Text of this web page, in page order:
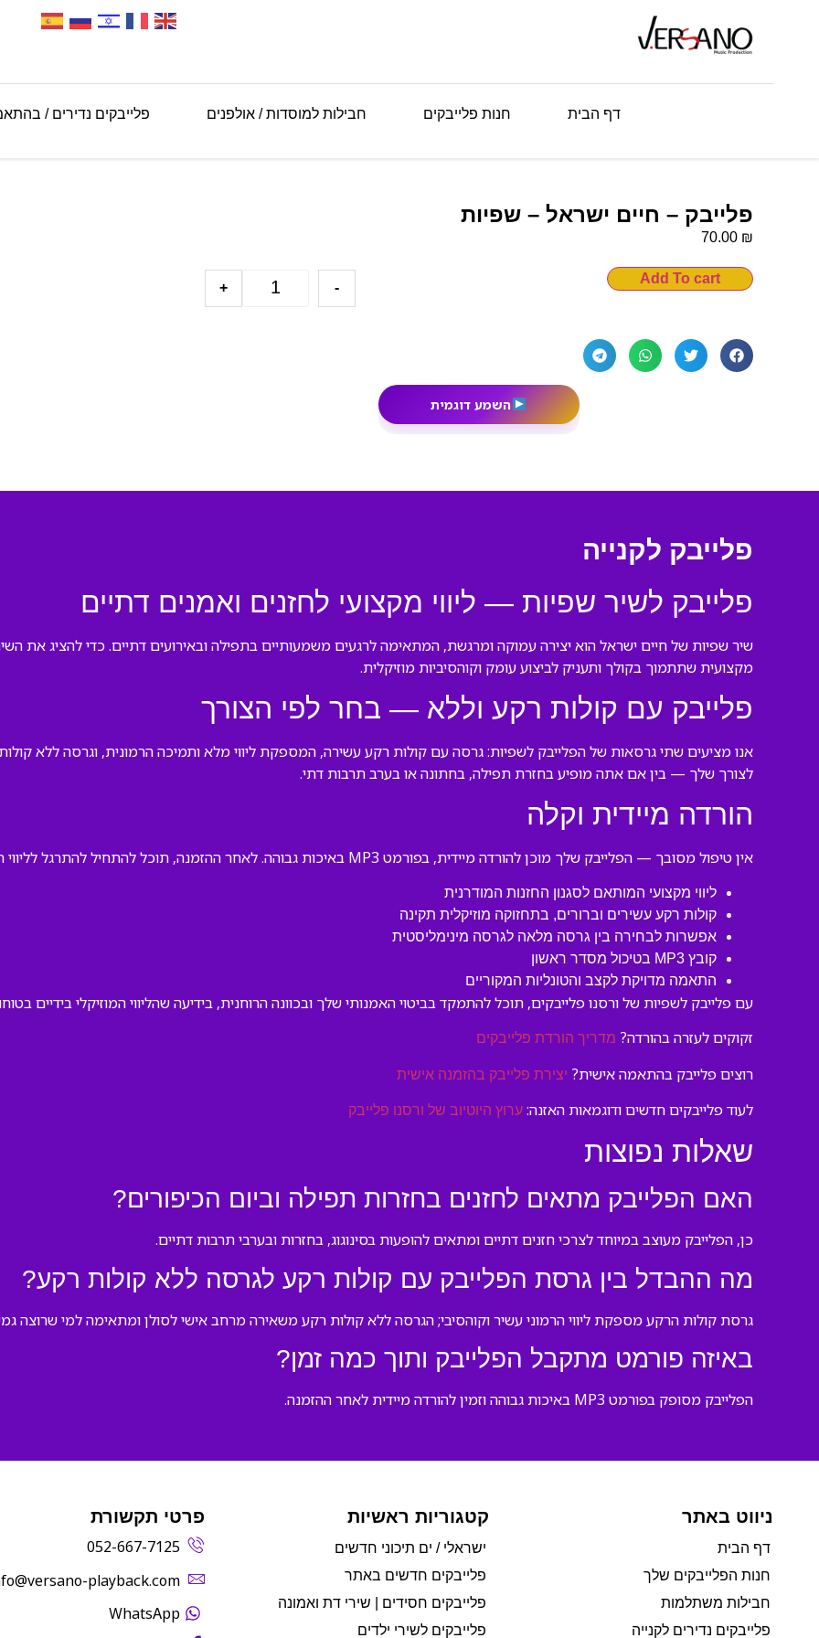
דף הבית חנות פלייבקים חבילות למוסדות / אולפנים פלייבקים נדירים /
פלייבק – חיים ישראל – שפיות
70.00 ₪
-
+
Add To cart
השמע דוגמית
פלייבק לקנייה
פלייבק לשיר שפיות — ליווי מקצועי לחזנים ואמנים דתיים
שיר שפיות של חיים ישראל הוא יצירה עמוקה ומרגשת, המתאימה לרגעים משמעותיים בתפילה ובאירועים דתיים. כדי להציג את
מקצועית שתתמוך בקולך ותעניק לביצוע עומק וקוהסיביות מוזיקלית.
פלייבק עם קולות רקע וללא — בחר לפי הצורך
אנו מציעים שתי גרסאות של הפלייבק לשפיות: גרסה עם קולות רקע עשירה, המספקת ליווי מלא ותמיכה הרמונית, וגרסה ללא
לצורך שלך — בין אם אתה מופיע בחזרת תפילה, בחתונה או בערב תרבות דתי.
הורדה מיידית וקלה
אין טיפול מסובך — הפלייבק שלך מוכן להורדה מיידית, בפורמט MP3 באיכות גבוהה. לאחר ההזמנה, תוכל להתחיל להתרגל לליווי תוך דקות ספורות.
ליווי מקצועי המותאם לסגנון החזנות המודרנית
קולות רקע עשירים וברורים, בתחזוקה מוזיקלית תקינה
אפשרות לבחירה בין גרסה מלאה לגרסה מינימליסטית
קובץ MP3 בטיכול מסדר ראשון
התאמה מדויקת לקצב והטונליות המקוריים
עם פלייבק לשפיות של ורסנו פלייבקים, תוכל להתמקד בביטוי האמנותי שלך ובכוונה הרוחנית, בידיעה שהליווי המוזיקלי בידיים
זקוקים לעזרה בהורדה? מדריך הורדת פלייבקים
רוצים פלייבק בהתאמה אישית? יצירת פלייבק בהזמנה אישית
לעוד פלייבקים חדשים ודוגמאות האזנה: ערוץ היוטיוב של ורסנו פלייבק
שאלות נפוצות
האם הפלייבק מתאים לחזנים בחזרות תפילה וביום הכיפורים?
כן, הפלייבק מעוצב במיוחד לצרכי חזנים דתיים ומתאים להופעות בסינוגוג, בחזרות ובערבי תרבות דתיים.
מה ההבדל בין גרסת הפלייבק עם קולות רקע לגרסה ללא קולות רקע?
גרסת קולות הרקע מספקת ליווי הרמוני עשיר וקוהסיבי; הגרסה ללא קולות רקע משאירה מרחב אישי לסולן ומתאימה למי שרוצה
באיזה פורמט מתקבל הפלייבק ותוך כמה זמן?
הפלייבק מסופק בפורמט MP3 באיכות גבוהה וזמין להורדה מיידית לאחר ההזמנה.
ניווט באתר
דף הבית
חנות הפלייבקים שלך
חבילות משתלמות
פלייבקים נדירים לקנייה
קטגוריות ראשיות
ישראלי / ים תיכוני חדשים
פלייבקים חדשים באתר
פלייבקים חסידים | שירי דת ואמונה
פלייבקים לשירי ילדים
פרטי תקשורת
052-667-7125
playback.com‬
WhatsApp